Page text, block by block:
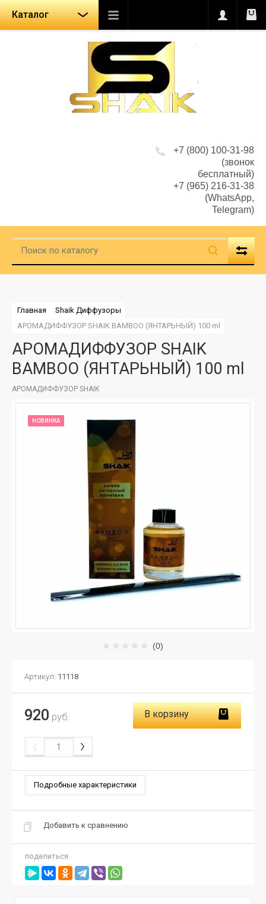
Каталог
+7 (800) 100-31-98
(звонок
бесплатный)
+7 (965) 216-31-38
(WhatsApp,
Telegram)
Главная
Shaik Диффузоры
АРОМАДИФФУЗОР SHAIK BAMBOO (ЯНТАРЬНЫЙ) 100 ml
АРОМАДИФФУЗОР SHAIK
BAMBOO (ЯНТАРЬНЫЙ) 100 ml
АРОМАДИФФУЗОР SHAIK
НОВИНКА
(0)
Артикул: 11118
920 руб. В корзину
Подробные характеристики
Добавить к сравнению
поделиться